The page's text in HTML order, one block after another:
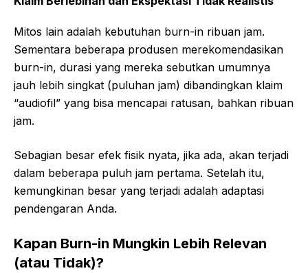
Mitos lain adalah kebutuhan burn-in ribuan jam.
Sementara beberapa produsen merekomendasikan
burn-in, durasi yang mereka sebutkan umumnya
jauh lebih singkat (puluhan jam) dibandingkan klaim
“audiofil” yang bisa mencapai ratusan, bahkan ribuan
jam.
Sebagian besar efek fisik nyata, jika ada, akan terjadi
dalam beberapa puluh jam pertama. Setelah itu,
kemungkinan besar yang terjadi adalah adaptasi
pendengaran Anda.
Kapan Burn-in Mungkin Lebih Relevan
(atau Tidak)?